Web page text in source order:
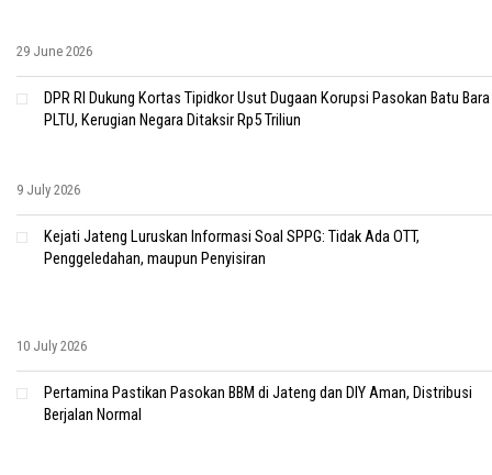
29 June 2026
DPR RI Dukung Kortas Tipidkor Usut Dugaan Korupsi Pasokan Batu Bara
PLTU, Kerugian Negara Ditaksir Rp5 Triliun
9 July 2026
Kejati Jateng Luruskan Informasi Soal SPPG: Tidak Ada OTT,
Penggeledahan, maupun Penyisiran
10 July 2026
Pertamina Pastikan Pasokan BBM di Jateng dan DIY Aman, Distribusi
Berjalan Normal